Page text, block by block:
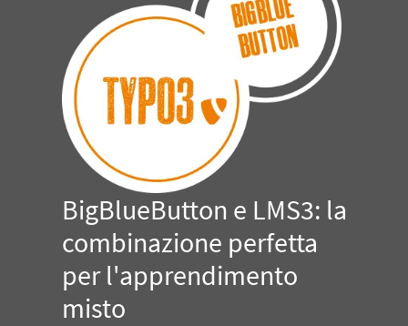
BigBlueButton e LMS3: la
combinazione perfetta
per l'apprendimento
misto